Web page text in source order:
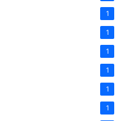
1
1
1
1
1
1